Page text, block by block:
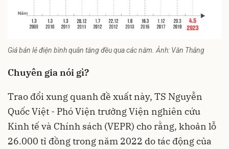
Giá bán lẻ điện bình quân tăng đều qua các năm. Ảnh: Văn Thắng
Chuyên gia nói gì?
Trao đổi xung quanh đề xuất này, TS Nguyễn
Quốc Việt - Phó Viện trưởng Viện nghiên cứu
Kinh tế và Chính sách (VEPR) cho rằng, khoản lỗ
26.000 tỉ đồng trong năm 2022 do tác động của